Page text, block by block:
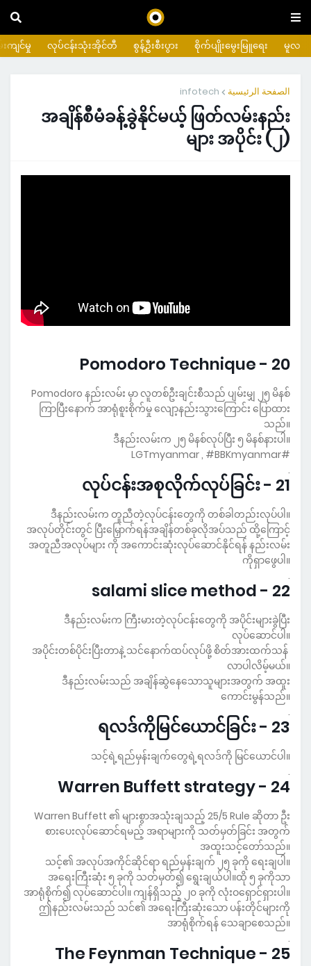
မူလ
စိုက်ပျိုးမွေးမြူရေး
စွန့်ဦးစီးပွား
လုပ်ငန်းသုံးအိုင်တီ
ကျင်မှု
الصفحة الرئيسية infotech
အချိန်စီမံခန့်ခွဲနိုင်မယ့် ဖြတ်လမ်းနည်း
များ အပိုင်း (၂)
20 - Pomodoro Technique
Pomodoro နည်းလမ်း မှာ လူတစ်ဦးချင်းစီသည် ပျမ်းမျှ ၂၅ မိနစ်
ကြာပြီးနောက် အာရုံစူးစိုက်မှု လျော့နည်းသွားကြောင်း ပြောထား
သည်။
ဒီနည်းလမ်းက ၂၅ မိနစ်လုပ်ပြီး ၅ မိနစ်နားပါ။
#LGTmyanmar , #BBKmyanmar
.
21 - လုပ်ငန်းအစုလိုက်လုပ်ခြင်း
ဒီနည်းလမ်းက တူညီတဲ့လုပ်ငန်းတွေကို တစ်ခါတည်းလုပ်ပါ။
အလုပ်တိုင်းတွင် ပြီးမြှောက်ရန်အချိန်တစ်ခုလိုအပ်သည် ထို့ကြောင့်
အတူညီအလုပ်များ ကို အကောင်းဆုံးလုပ်ဆောင်နိုင်ရန် နည်းလမ်း
ကိုရှာဖွေပါ။
.
22 - salami slice method
ဒီနည်းလမ်းက ကြီးမားတဲ့လုပ်ငန်းတွေကို အပိုင်းများခွဲပြီး
လုပ်ဆောင်ပါ။
အပိုင်းတစ်ပိုင်းပြီးတာနဲ့ သင်နောက်ထပ်လုပ်ဖို့ စိတ်အားထက်သန်
လာပါလိမ့်မယ်။
ဒီနည်းလမ်းသည် အချိန်ဆွဲနေသောသူများအတွက် အထူး
ကောင်းမွန်သည်။
.
23 - ရလဒ်ကိုမြင်ယောင်ခြင်း
သင့်ရဲ့ရည်မှန်းချက်တွေရဲ့ရလဒ်ကို မြင်ယောင်ပါ။
.
24 - Warren Buffett strategy
Warren Buffett ၏ များစွာအသုံးချသည့် 25/5 Rule ဆိုတာ ဦး
စားပေးလုပ်ဆောင်ရမည့် အရာများကို သတ်မှတ်ခြင်း အတွက်
အထူးသင့်တော်သည်။
သင့်၏ အလုပ်အကိုင်ဆိုင်ရာ ရည်မှန်းချက် ၂၅ ခုကို ရေးချပါ။
အရေးကြီးဆုံး ၅ ခုကို သတ်မှတ်၍ ရွေးချယ်ပါ။ထို ၅ ခုကိုသာ
အာရုံစိုက်၍ လုပ်ဆောင်ပါ။ ကျန်ရှိသည့် ၂၀ ခုကို လုံးဝရှောင်ရှားပါ။
ဤနည်းလမ်းသည် သင်၏ အရေးကြီးဆုံးသော ပန်းတိုင်များကို
အာရုံစိုက်ရန် သေချာစေသည်။
.
25 - The Feynman Technique